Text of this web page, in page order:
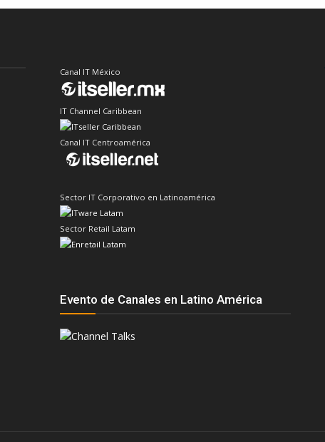
Canal IT México
IT Channel Caribbean
Canal IT Centroamérica
Sector IT Corporativo en Latinoamérica
Sector Retail Latam
Evento de Canales en Latino América